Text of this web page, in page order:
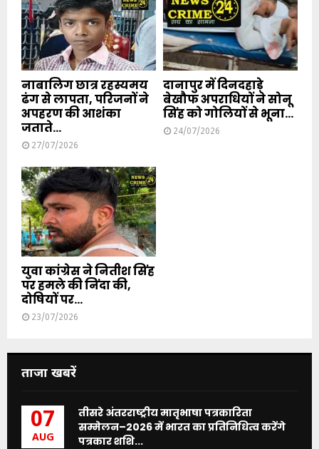
नाबालिग छात्र रहस्यमय
ढंग से लापता, परिजनों ने
अपहरण की आशंका
जताते...
27/07/2026
दानापुर में दिनदहाड़े
बेखौफ अपराधियों ने सोनू
सिंह को गोलियों से भूना...
24/07/2026
युवा कांग्रेस ने नितीश सिंह
पर हमले की निंदा की,
दोषियों पर...
23/07/2026
ताजा खबरें
07
AUG
तीसरे अंतरराष्ट्रीय मातृभाषा पत्रकारिता
सम्मेलन–2026 में भारत का प्रतिनिधित्व करेंगे
पत्रकार शशि...